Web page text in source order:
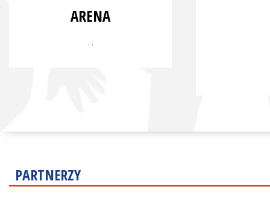
ARENA
, ,
PARTNERZY